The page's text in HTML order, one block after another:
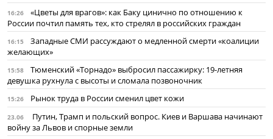
16:26
«Цветы для врагов»: как Баку цинично по отношению к
России почтил память тех, кто стрелял в российских граждан
16:15
Западные СМИ рассуждают о медленной смерти «коалиции
желающих»
15:58
Тюменский «Торнадо» выбросил пассажирку: 19-летняя
девушка рухнула с высоты и сломала позвоночник
15:26 Рынок труда в России сменил цвет кожи
23.06
Путин, Трамп и польский вопрос. Киев и Варшава начинают
войну за Львов и спорные земли